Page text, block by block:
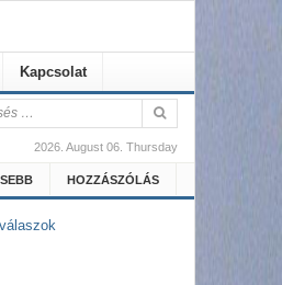
Kapcsolat
2026. August 06. Thursday
HOZZÁSZÓLÁS